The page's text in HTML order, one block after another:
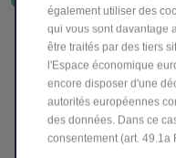
Pièces de
Fiat propose une large
rechange adaptées à
véhicule.
également utiliser des
qui vous sont davantage
être traités par des tiers
l'Espace économique
encore disposer d'une
autorités européennes
des données. Dans ce
consentement (art. 49.1a